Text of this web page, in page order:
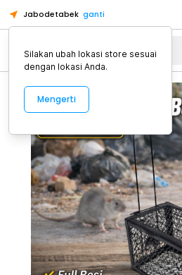
Jabodetabek ganti
Alat Kopi
Silakan ubah lokasi store sesuai
dengan lokasi Anda.
Mengerti